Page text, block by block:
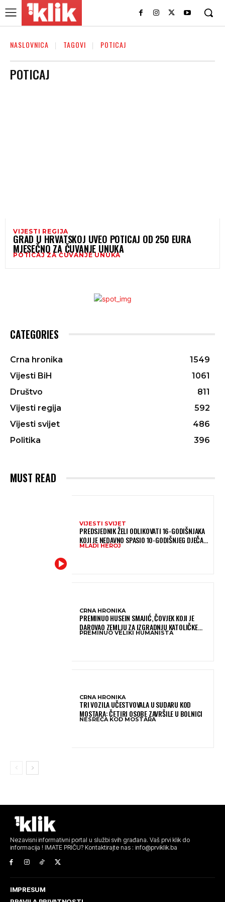
NASLOVNICA TAGOVI POTICAJ
POTICAJ
VIJESTI REGIJA
GRAD U HRVATSKOJ UVEO POTICAJ OD 250 EURA
MJESEČNO ZA ČUVANJE UNUKA
POTICAJ ZA ČUVANJE UNUKA
CATEGORIES
Crna hronika
1549
Vijesti BiH
1061
Društvo
811
Vijesti regija
592
Vijesti svijet
486
Politika
396
MUST READ
VIJESTI SVIJET
PREDSJEDNIK ŽELI ODLIKOVATI 16-GODIŠNJAKA
KOJI JE NEDAVNO SPASIO 10-GODIŠNJEG DJEČAKA
IZ SMRTONOSNIH VALOVA
MLADI HEROJ
CRNA HRONIKA
PREMINUO HUSEIN SMAJIĆ, ČOVJEK KOJI JE
DAROVAO ZEMLJU ZA IZGRADNJU KATOLIČKE
CRKVE U BUGOJNU
PREMINUO VELIKI HUMANISTA
CRNA HRONIKA
TRI VOZILA UČESTVOVALA U SUDARU KOD
MOSTARA: ČETIRI OSOBE ZAVRŠILE U BOLNICI
NESREĆA KOD MOSTARA
Nezavisni informativni portal u službi svih građana. Vaš prvi klik do
informacija ! IMATE PRIČU? Kontaktirajte nas : info@prviklik.ba
IMPRESUM